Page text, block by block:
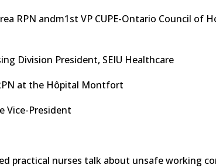
RPN andm1st VP CUPE-Ontario Council of
Division President, SEIU Healthcare
at the Hôpital Montfort
Vice-President
practical nurses talk about unsafe working